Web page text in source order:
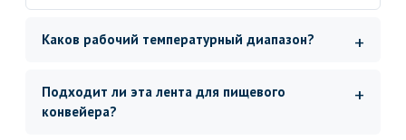
Каков рабочий температурный диапазон?
Подходит ли эта лента для пищевого
конвейера?